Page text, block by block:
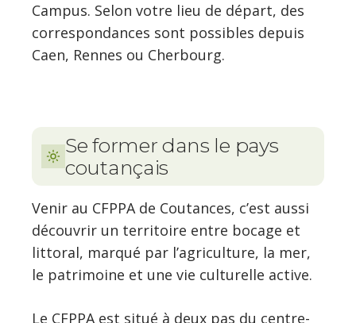
Campus. Selon votre lieu de départ, des
correspondances sont possibles depuis
Caen, Rennes ou Cherbourg.
Se former dans le pays
coutançais
Venir au CFPPA de Coutances, c’est aussi
découvrir un territoire entre bocage et
littoral, marqué par l’agriculture, la mer,
le patrimoine et une vie culturelle active.
Le CFPPA est situé à deux pas du centre-